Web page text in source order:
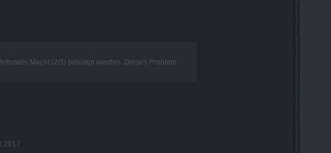
Macht (2/3) benötigt werden. Dieses Problem
2017